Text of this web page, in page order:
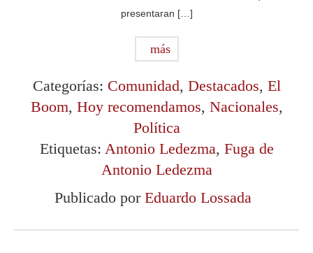
presentaran […]
más
Categorías: Comunidad, Destacados, El
Boom, Hoy recomendamos, Nacionales,
Política
Etiquetas: Antonio Ledezma, Fuga de
Antonio Ledezma
Publicado por Eduardo Lossada